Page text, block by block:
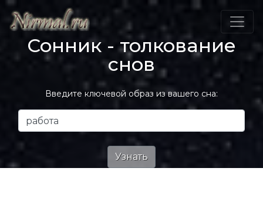
Сонник - толкование
снов
Введите ключевой образ из вашего сна: